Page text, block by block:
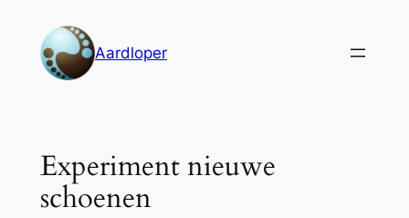
Aardloper
Experiment nieuwe
schoenen